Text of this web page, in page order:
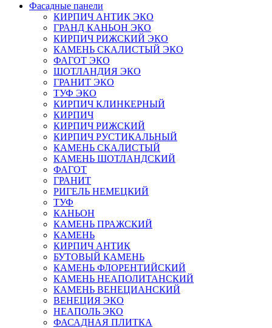
Фасадные панели
КИРПИЧ АНТИК ЭКО
ГРАНД КАНЬОН ЭКО
КИРПИЧ РИЖСКИЙ ЭКО
КАМЕНЬ СКАЛИСТЫЙ ЭКО
ФАГОТ ЭКО
ШОТЛАНДИЯ ЭКО
ГРАНИТ ЭКО
ТУФ ЭКО
КИРПИЧ КЛИНКЕРНЫЙ
КИРПИЧ
КИРПИЧ РИЖСКИЙ
КИРПИЧ РУСТИКАЛЬНЫЙ
КАМЕНЬ СКАЛИСТЫЙ
КАМЕНЬ ШОТЛАНДСКИЙ
ФАГОТ
ГРАНИТ
РИГЕЛЬ НЕМЕЦКИЙ
ТУФ
КАНЬОН
КАМЕНЬ ПРАЖСКИЙ
КАМЕНЬ
КИРПИЧ АНТИК
БУТОВЫЙ КАМЕНЬ
КАМЕНЬ ФЛОРЕНТИЙСКИЙ
КАМЕНЬ НЕАПОЛИТАНСКИЙ
КАМЕНЬ ВЕНЕЦИАНСКИЙ
ВЕНЕЦИЯ ЭКО
НЕАПОЛЬ ЭКО
ФАСАДНАЯ ПЛИТКА